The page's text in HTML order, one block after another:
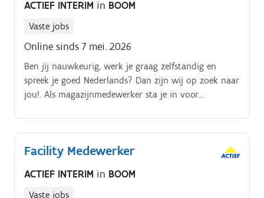
ACTIEF INTERIM in BOOM
Vaste jobs
Online sinds 7 mei. 2026
Ben jij nauwkeurig, werk je graag zelfstandig en
spreek je goed Nederlands? Dan zijn wij op zoek naar
jou!. Als magazijnmedewerker sta je in voor
zorgt ervoor dat bestellingen correct en zorgvuldig
worden verzameld en verwerkt Je taken bestaan uit:-
Orderpicken aan de hand van een scanner- Controle
bestellingen- Net en ordelijk houden van het
magazijn
Facility Medewerker
ACTIEF INTERIM in BOOM
Vaste jobs